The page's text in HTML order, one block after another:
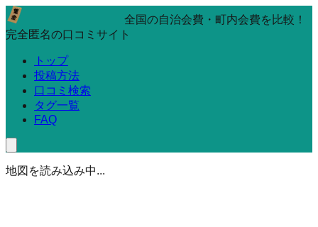
全国の自治会費・町内会費を比較！
完全匿名の口コミサイト
トップ
投稿方法
口コミ検索
タグ一覧
FAQ
地図を読み込み中...